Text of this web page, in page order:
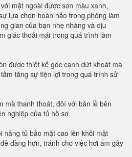
mặt ngoài được sơn màu xanh,
lựa chọn hoàn hảo trong phòng làm
gian của bạn nhẹ nhàng và dịu
giác thoải mái trong quá trình làm
được thiết kế góc cạnh dứt khoát mà
tăng sự tiện lợi trong quá trình sử
mà thanh thoát, đôí với bản lề bên
nghiệp của tủ hồ sơ.
nâng tủ bảo mật cao lên khỏi mặt
dàng hơn, tránh cho việc hơi ẩm gây